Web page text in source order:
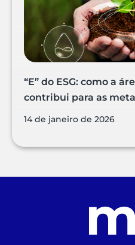
“E” do ESG: como a
contribui para as
14 de janeiro de 2026